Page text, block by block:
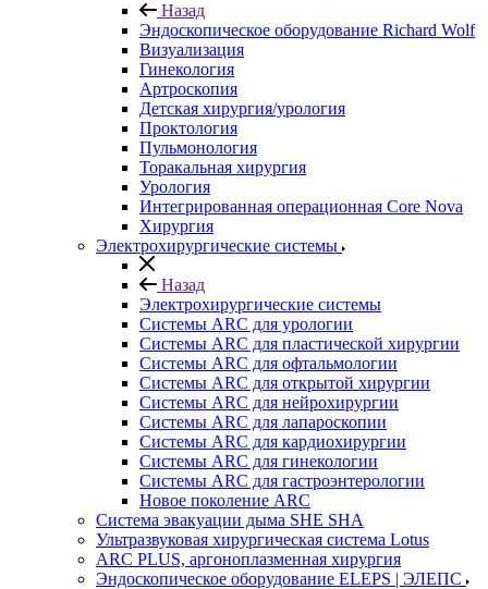
Назад
Эндоскопическое оборудование Richard Wolf
Визуализация
Гинекология
Артроскопия
Детская хирургия/урология
Проктология
Пульмонология
Торакальная хирургия
Урология
Интегрированная операционная Core Nova
Хирургия
Электрохирургические системы
Назад
Электрохирургические системы
Системы ARC для урологии
Системы ARC для пластической хирургии
Системы ARC для офтальмологии
Системы ARC для открытой хирургии
Системы ARC для нейрохирургии
Системы ARC для лапароскопии
Системы ARC для кардиохирургии
Системы ARC для гинекологии
Системы ARC для гастроэнтерологии
Новое поколение ARC
Система эвакуации дыма SHE SHA
Ультразвуковая хирургическая система Lotus
ARC PLUS, аргоноплазменная хирургия
Эндоскопическое оборудование ELEPS | ЭЛЕПС